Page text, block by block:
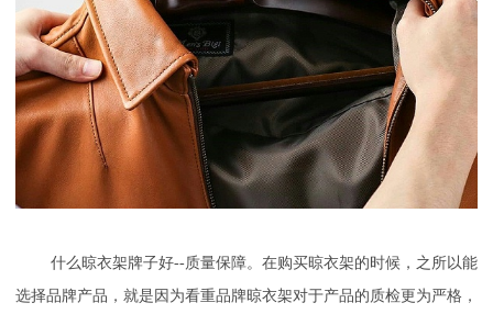
什么晾衣架牌子好--质量保障。在购买晾衣架的时候，之所以能
选择品牌产品，就是因为看重品牌晾衣架对于产品的质检更为严格，